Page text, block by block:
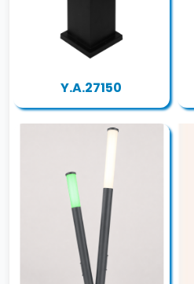
Y.A.27150